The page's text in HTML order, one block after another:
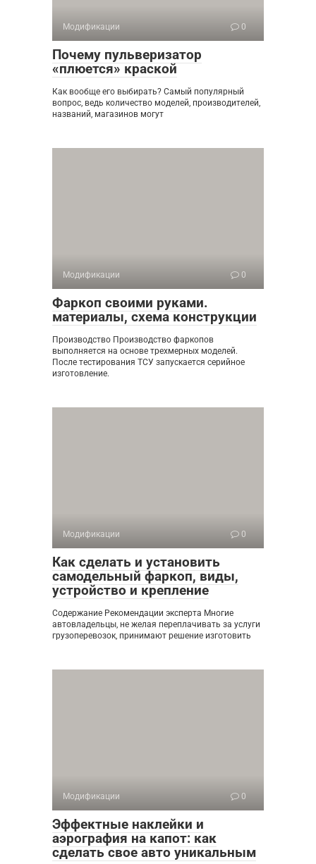
Модификации 0
Почему пульверизатор
«плюется» краской
Как вообще его выбирать? Самый популярный
вопрос, ведь количество моделей, производителей,
названий, магазинов могут
Модификации 0
Фаркоп своими руками.
материалы, схема конструкции
Производство Производство фаркопов
выполняется на основе трехмерных моделей.
После тестирования ТСУ запускается серийное
изготовление.
Модификации 0
Как сделать и установить
самодельный фаркоп, виды,
устройство и крепление
Содержание Рекомендации эксперта Многие
автовладельцы, не желая переплачивать за услуги
грузоперевозок, принимают решение изготовить
Модификации 0
Эффектные наклейки и
аэрография на капот: как
сделать свое авто уникальным